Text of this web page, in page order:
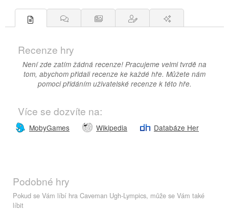
Recenze hry
Není zde zatím žádná recenze! Pracujeme velmi tvrdě na
tom, abychom přidali recenze ke každé hře. Můžete nám
pomoci přidáním uživatelské recenze k této hře.
Více se dozvíte na:
MobyGames Wikipedia Databáze Her
Podobné hry
Pokud se Vám líbí hra Caveman Ugh-Lympics, může se Vám také
líbit